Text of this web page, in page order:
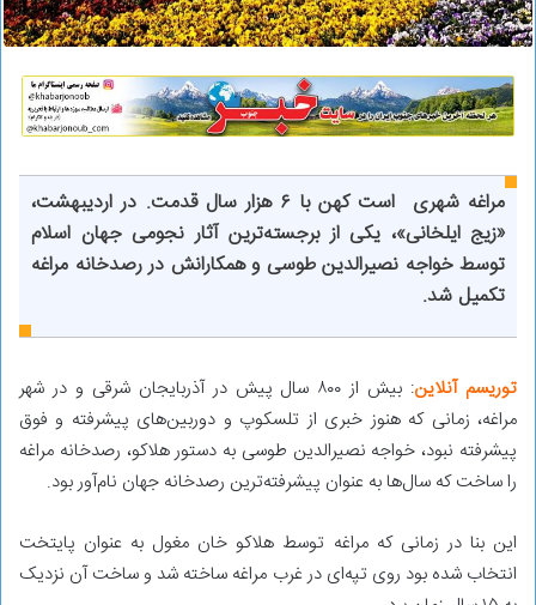
مراغه شهری است کهن با ۶ هزار سال قدمت. در اردیبهشت،
«زیج ایلخانی»، یکی از برجسته‌ترین آثار نجومی جهان اسلام
توسط خواجه نصیرالدین طوسی و همکارانش در رصدخانه مراغه
تکمیل شد.
توریسم آنلاین
: بیش از ۸۰۰ سال پیش در آذربایجان شرقی و در شهر
مراغه، زمانی که هنوز خبری از تلسکوپ و دوربین‌های پیشرفته و فوق
پیشرفته نبود، خواجه نصیرالدین طوسی به دستور هلاکو، رصدخانه‌ مراغه
را ساخت که سال‌ها به عنوان پیشرفته‌ترین رصدخانه جهان نام‌آور بود.
این بنا در زمانی که مراغه توسط هلاکو خان مغول به عنوان پایتخت
انتخاب شده بود روی تپه‌ای در غرب مراغه ساخته شد و ساخت آن نزدیک